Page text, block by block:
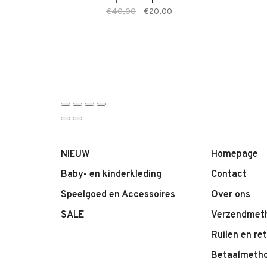
€40,00 €20,00
NIEUW
Baby- en kinderkleding
Speelgoed en Accessoires
SALE
Homepage
Contact
Over ons
Ruilen en